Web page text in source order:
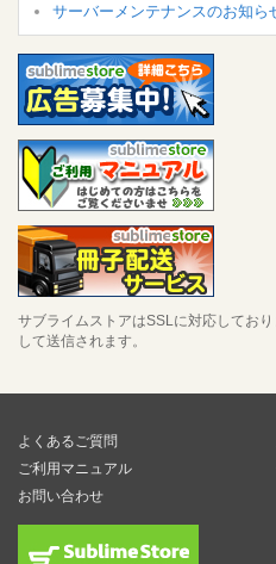
サーバーメンテナンスのお知ら
サブライムストアはSSLに対応してお
して送信されます。
よくあるご質問
ご利用マニュアル
お問い合わせ